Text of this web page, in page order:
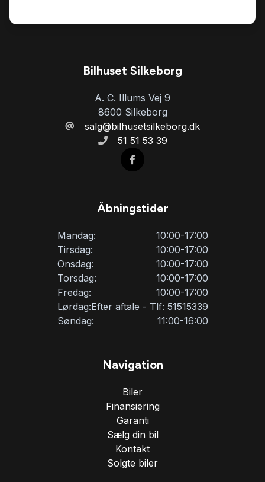
Bilhuset Silkeborg
A. C. Illums Vej 9
8600 Silkeborg
salg@bilhusetsilkeborg.dk
51 51 53 39
Åbningstider
Mandag:
10:00-17:00
Tirsdag:
10:00-17:00
Onsdag:
10:00-17:00
Torsdag:
10:00-17:00
Fredag:
10:00-17:00
Lørdag:Efter aftale - Tlf: 51515339
Søndag:
11:00-16:00
Navigation
Biler
Finansiering
Garanti
Sælg din bil
Kontakt
Solgte biler